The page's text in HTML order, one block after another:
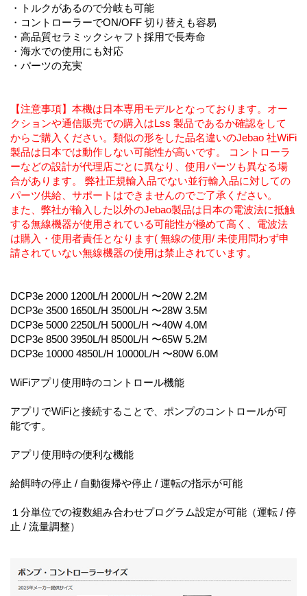
・トルクがあるので分岐も可能
・コントローラーでON/OFF 切り替えも容易
・高品質セラミックシャフト採用で長寿命
・海水での使用にも対応
・パーツの充実
【注意事項】本機は日本専用モデルとなっております。オー
クションや通信販売での購入はLss 製品であるか確認をして
からご購入ください。類似の形をした品名違いのJebao 社WiFi
製品は日本では動作しない可能性が高いです。 コントローラ
ーなどの設計が代理店ごとに異なり、使用パーツも異なる場
合があります。 弊社正規輸入品でない並行輸入品に対しての
パーツ供給、サポートはできませんのでご了承ください。
また、弊社が輸入した以外のJebao製品は日本の電波法に抵触
する無線機器が使用されている可能性が極めて高く、電波法
は購入・使用者責任となります( 無線の使用/ 未使用問わず申
請されていない無線機器の使用は禁止されています。
DCP3e 2000 1200L/H 2000L/H 〜20W 2.2M
DCP3e 3500 1650L/H 3500L/H 〜28W 3.5M
DCP3e 5000 2250L/H 5000L/H 〜40W 4.0M
DCP3e 8500 3950L/H 8500L/H 〜65W 5.2M
DCP3e 10000 4850L/H 10000L/H 〜80W 6.0M
WiFiアプリ使用時のコントロール機能
アプリでWiFiと接続することで、ポンプのコントロールが可
能です。
アプリ使用時の便利な機能
給餌時の停止 / 自動復帰や停止 / 運転の指示が可能
１分単位での複数組み合わせプログラム設定が可能（運転 / 停
止 / 流量調整）